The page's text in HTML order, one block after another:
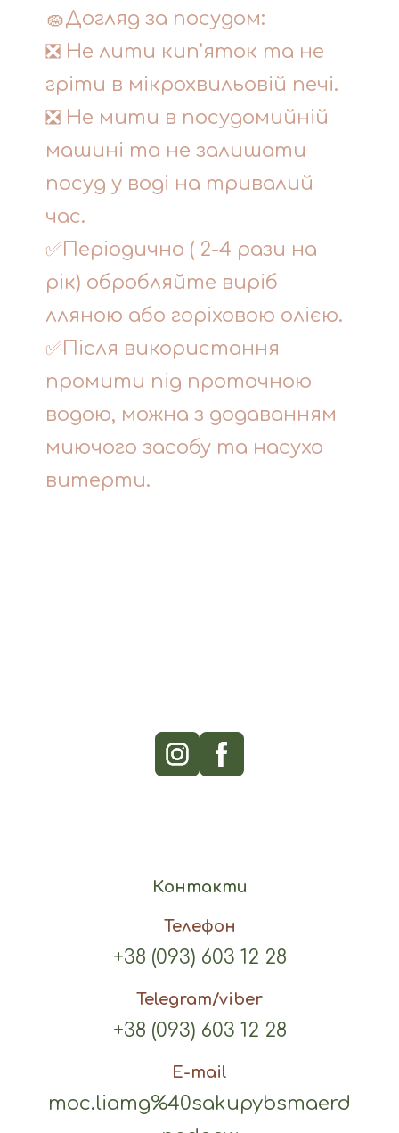
🧽Догляд за посудом:
❎ Не лити кип'яток та не
гріти в мікрохвильовій печі.
❎ Не мити в посудомийній
машині та не залишати
посуд у воді на тривалий
час.
✅Періодично ( 2-4 рази на
рік) обробляйте виріб
лляною або горіховою олією.
✅Після використання
промити під проточною
водою, можна з додаванням
миючого засобу та насухо
витерти.
Контакти
Телефон
+38 (093) 603 12 28
Telegram/viber
+38 (093) 603 12 28
E-mail
moc.liamg%40sakupybsmaerd